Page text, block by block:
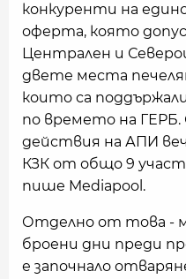
конкуренти на
оферта, която
Централен и
двете места
които са
по времето на
действия на АПИ
КЗК от общо 9
пише Mediapool.
Отделно от това -
броени дни преди
е започнало